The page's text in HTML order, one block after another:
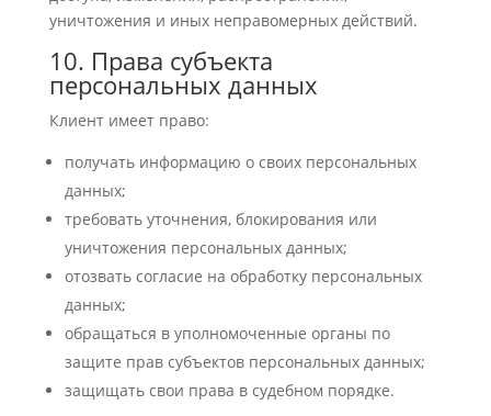
уничтожения и иных неправомерных действий.
10. Права субъекта
персональных данных
Клиент имеет право:
получать информацию о своих персональных
данных;
требовать уточнения, блокирования или
уничтожения персональных данных;
отозвать согласие на обработку персональных
данных;
обращаться в уполномоченные органы по
защите прав субъектов персональных данных;
защищать свои права в судебном порядке.